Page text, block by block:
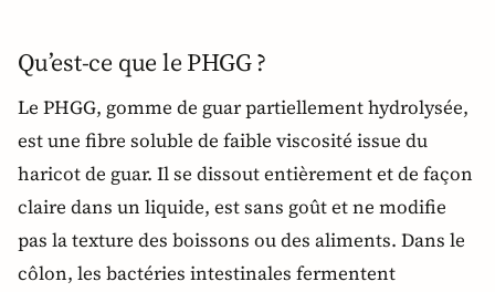
Qu’est-ce que le PHGG ?
Le PHGG, gomme de guar partiellement hydrolysée,
est une fibre soluble de faible viscosité issue du
haricot de guar. Il se dissout entièrement et de façon
claire dans un liquide, est sans goût et ne modifie
pas la texture des boissons ou des aliments. Dans le
côlon, les bactéries intestinales fermentent